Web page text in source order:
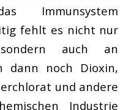
Immunsystem
fehlt es nicht nur
auch an
dann noch Dioxin,
und andere
Industrie